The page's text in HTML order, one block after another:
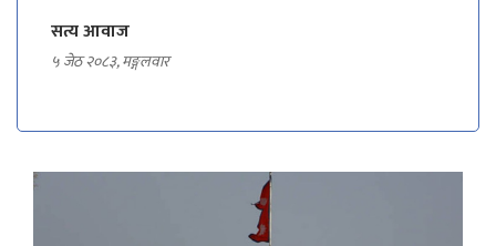
सत्य आवाज
५ जेठ २०८३, मङ्गलवार